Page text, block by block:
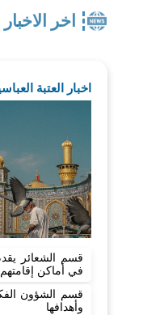
اخر الاخبار
اخبار العتبة
قسم الشعائر
في أماكن إقامتهم
قسم الشؤون
وأهدافها